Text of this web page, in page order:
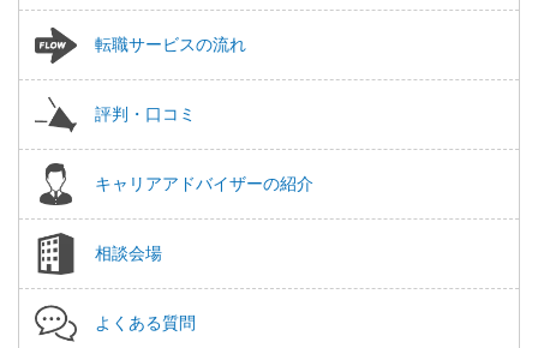
転職サービスの流れ
評判・口コミ
キャリアアドバイザーの紹介
相談会場
よくある質問